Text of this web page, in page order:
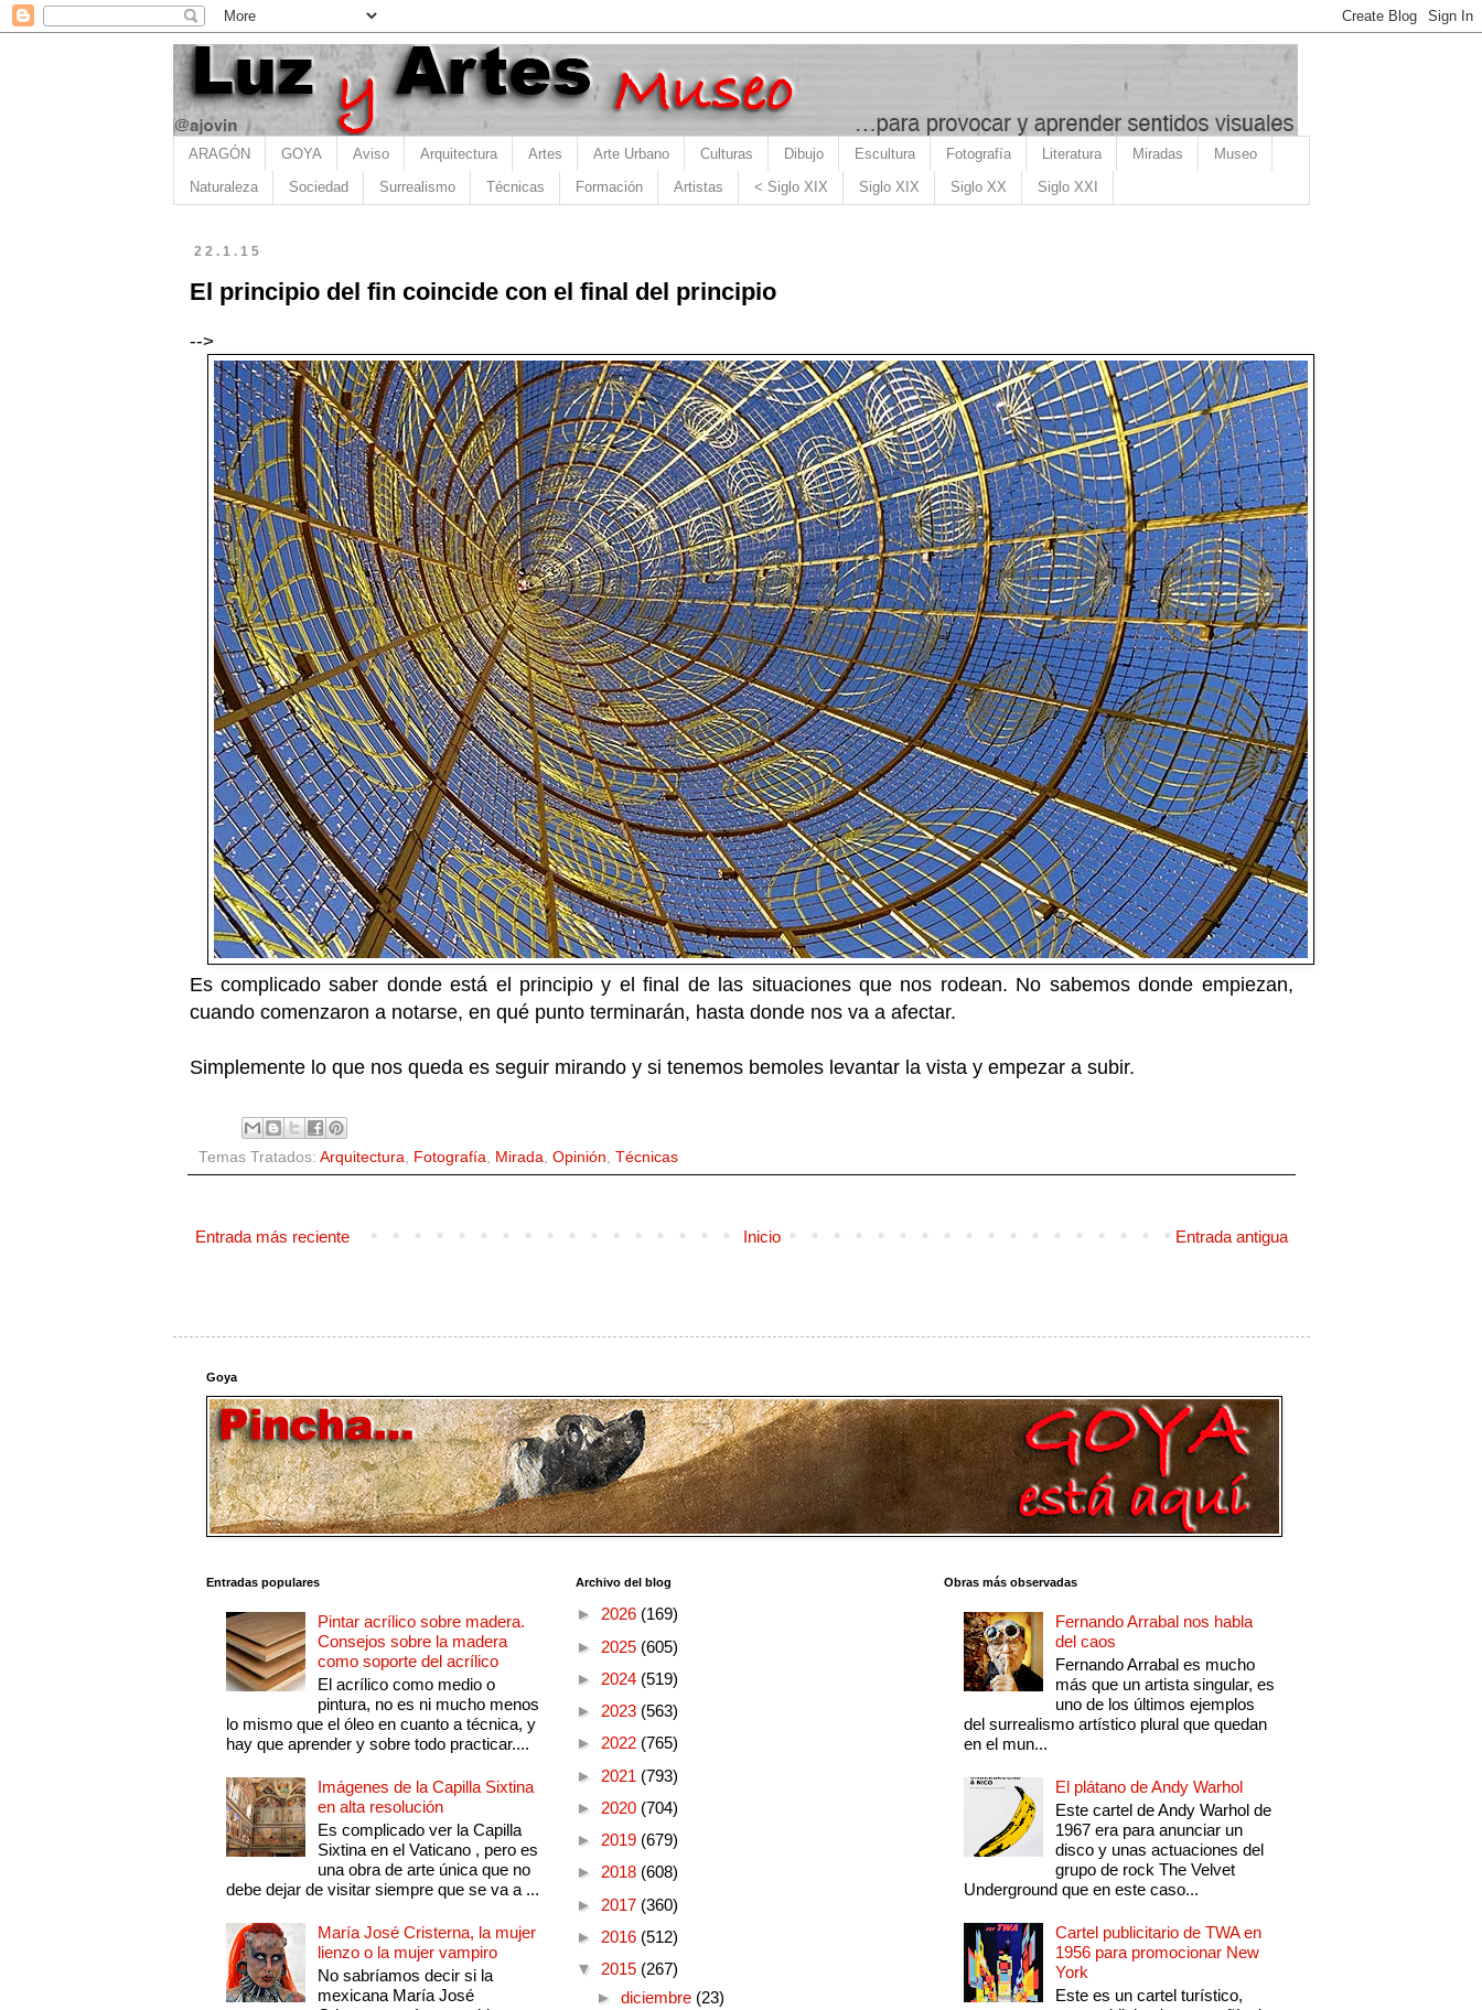
ARAGÓN GOYA Aviso Arquitectura Artes Arte Urbano Culturas Dibujo Escultura Fotografía Literatura Miradas Museo
Naturaleza Sociedad Surrealismo Técnicas Formación Artistas < Siglo XIX Siglo XIX Siglo XX Siglo XXI
22.1.15
El principio del fin coincide con el final del principio
-->
Es complicado saber donde está el principio y el final de las situaciones que nos rodean. No sabemos donde empiezan,
cuando comenzaron a notarse, en qué punto terminarán, hasta donde nos va a afectar.
Simplemente lo que nos queda es seguir mirando y si tenemos bemoles levantar la vista y empezar a subir.
Temas Tratados: Arquitectura Fotografía Mirada Opinión Técnicas
Entrada más reciente Entrada antigua
Inicio
Goya
Entradas populares
Pintar acrílico sobre madera.
Consejos sobre la madera
como soporte del acrílico
El acrílico como medio o
pintura, no es ni mucho menos
lo mismo que el óleo en cuanto a técnica, y
hay que aprender y sobre todo practicar....
Imágenes de la Capilla Sixtina
en alta resolución
Es complicado ver la Capilla
Sixtina en el Vaticano , pero es
una obra de arte única que no
debe dejar de visitar siempre que se va a ...
María José Cristerna, la mujer
lienzo o la mujer vampiro
No sabríamos decir si la
mexicana María José
Archivo del blog
► 2026 (169)
► 2025 (605)
► 2024 (519)
► 2023 (563)
► 2022 (765)
► 2021 (793)
► 2020 (704)
► 2019 (679)
► 2018 (608)
► 2017 (360)
► 2016 (512)
▼ 2015 (267)
► diciembre (23)
Obras más observadas
Fernando Arrabal nos habla
del caos
Fernando Arrabal es mucho
más que un artista singular, es
uno de los últimos ejemplos
del surrealismo artístico plural que quedan
en el mun...
El plátano de Andy Warhol
Este cartel de Andy Warhol de
1967 era para anunciar un
disco y unas actuaciones del
grupo de rock The Velvet
Underground que en este caso...
Cartel publicitario de TWA en
1956 para promocionar New
York
Este es un cartel turístico,